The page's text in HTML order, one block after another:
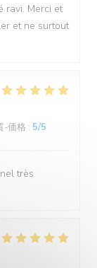
ravi. Merci et
et ne surtout
-価格 : 5/5
très